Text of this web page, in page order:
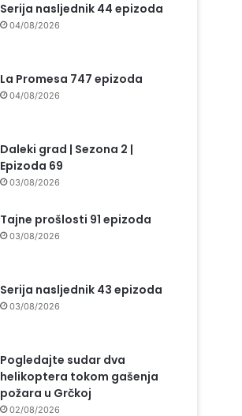
Serija nasljednik 44 epizoda
04/08/2026
La Promesa 747 epizoda
04/08/2026
Daleki grad | Sezona 2 |
Epizoda 69
03/08/2026
Tajne prošlosti 91 epizoda
03/08/2026
Serija nasljednik 43 epizoda
03/08/2026
Pogledajte sudar dva
helikoptera tokom gašenja
požara u Grčkoj
02/08/2026